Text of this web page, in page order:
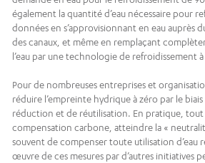
également la quantité d’eau nécessaire pour
données en s’approvisionnant en eau auprès
des canaux, et même en remplaçant
l’eau par une technologie de refroidissement à
Pour de nombreuses entreprises et
réduire l’empreinte hydrique à zéro par le biais
réduction et de réutilisation. En pratique, tout
compensation carbone, atteindre la «
souvent de compenser toute utilisation d’eau
œuvre de ces mesures par d’autres initiatives